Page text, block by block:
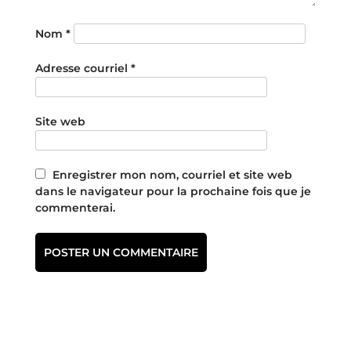
Nom *
Adresse courriel *
Site web
Enregistrer mon nom, courriel et site web
dans le navigateur pour la prochaine fois que je
commenterai.